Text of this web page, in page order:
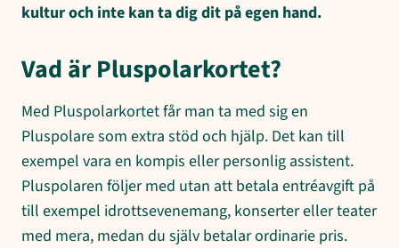
kultur och inte kan ta dig dit på egen hand.
Vad är Pluspolarkortet?
Med Pluspolarkortet får man ta med sig en
Pluspolare som extra stöd och hjälp. Det kan till
exempel vara en kompis eller personlig assistent.
Pluspolaren följer med utan att betala entréavgift på
till exempel idrottsevenemang, konserter eller teater
med mera, medan du själv betalar ordinarie pris.